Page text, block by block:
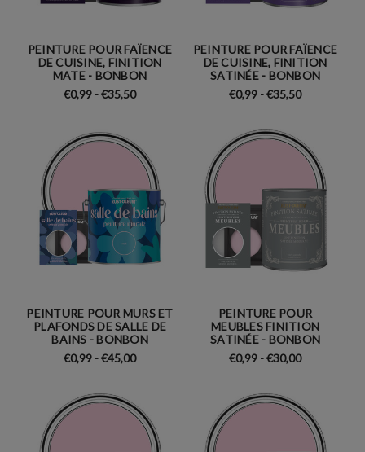
PEINTURE POUR FAÏENCE
DE CUISINE, FINITION
MATE - BONBON
€0,99 - €35,50
PEINTURE POUR FAÏENCE
DE CUISINE, FINITION
SATINÉE - BONBON
€0,99 - €35,50
PEINTURE POUR MURS ET
PLAFONDS DE SALLE DE
BAINS - BONBON
€0,99 - €45,00
PEINTURE POUR
MEUBLES FINITION
SATINÉE - BONBON
€0,99 - €30,00